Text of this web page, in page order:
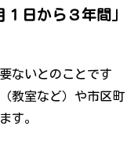
１日から３年間」
ないとのことです
教室など）や市区町
す。